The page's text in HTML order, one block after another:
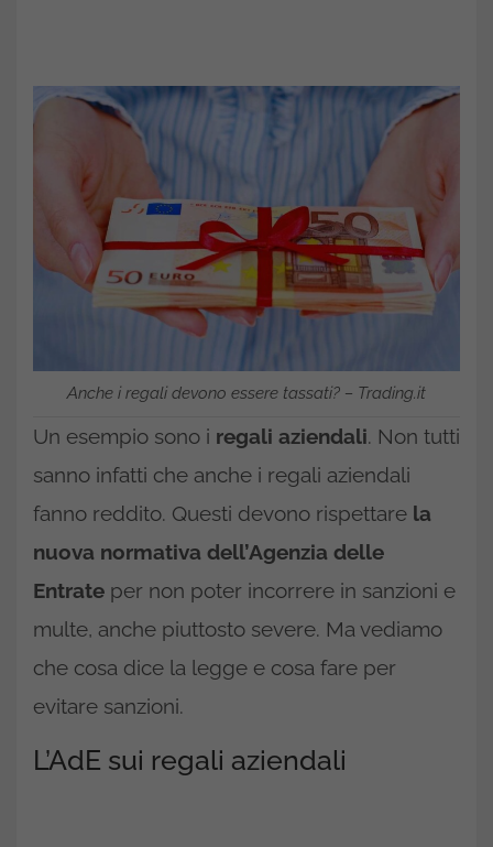
Anche i regali devono essere tassati? – Trading.it
Un esempio sono i regali aziendali. Non tutti
sanno infatti che anche i regali aziendali
fanno reddito. Questi devono rispettare la
nuova normativa dell’Agenzia delle
Entrate per non poter incorrere in sanzioni e
multe, anche piuttosto severe. Ma vediamo
che cosa dice la legge e cosa fare per
evitare sanzioni.
L’AdE sui regali aziendali